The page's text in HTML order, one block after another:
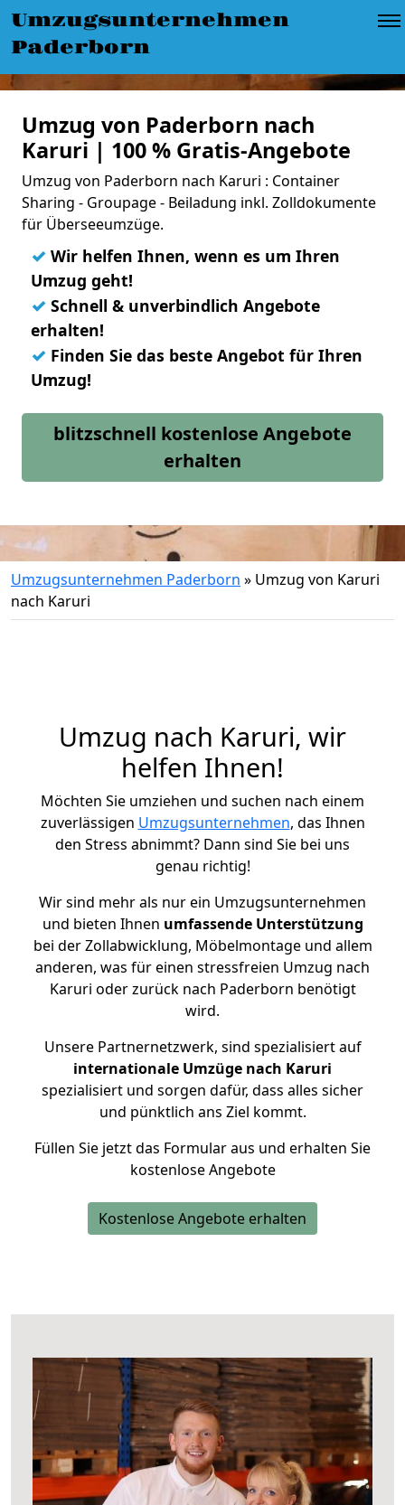
Umzugsunternehmen
Paderborn
Umzug von Paderborn nach
Karuri | 100 % Gratis-Angebote
Umzug von Paderborn nach Karuri : Container
Sharing - Groupage - Beiladung inkl. Zolldokumente
für Überseeumzüge.
✓ Wir helfen Ihnen, wenn es um Ihren
Umzug geht!
✓ Schnell & unverbindlich Angebote
erhalten!
✓ Finden Sie das beste Angebot für Ihren
Umzug!
blitzschnell kostenlose Angebote
erhalten
Umzugsunternehmen Paderborn » Umzug von Karuri
nach Karuri
Umzug nach Karuri, wir
helfen Ihnen!
Möchten Sie umziehen und suchen nach einem
zuverlässigen Umzugsunternehmen, das Ihnen
den Stress abnimmt? Dann sind Sie bei uns
genau richtig!
Wir sind mehr als nur ein Umzugsunternehmen
und bieten Ihnen umfassende Unterstützung
bei der Zollabwicklung, Möbelmontage und allem
anderen, was für einen stressfreien Umzug nach
Karuri oder zurück nach Paderborn benötigt
wird.
Unsere Partnernetzwerk, sind spezialisiert auf
internationale Umzüge nach Karuri
spezialisiert und sorgen dafür, dass alles sicher
und pünktlich ans Ziel kommt.
Füllen Sie jetzt das Formular aus und erhalten Sie
kostenlose Angebote
Kostenlose Angebote erhalten